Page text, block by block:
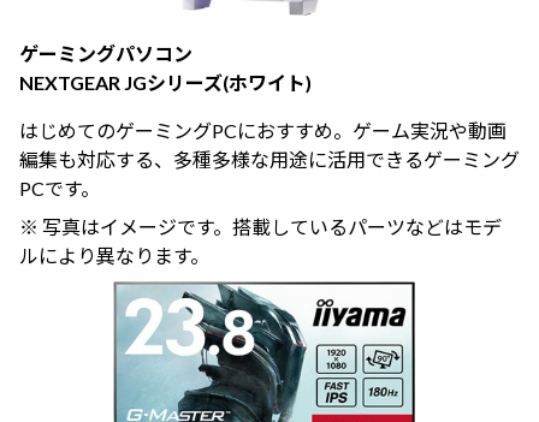
ゲーミングパソコン
NEXTGEAR JGシリーズ(ホワイト)
はじめてのゲーミングPCにおすすめ。ゲーム実況や動画
編集も対応する、多種多様な用途に活用できるゲーミング
PCです。
※ 写真はイメージです。搭載しているパーツなどはモデ
ルにより異なります。